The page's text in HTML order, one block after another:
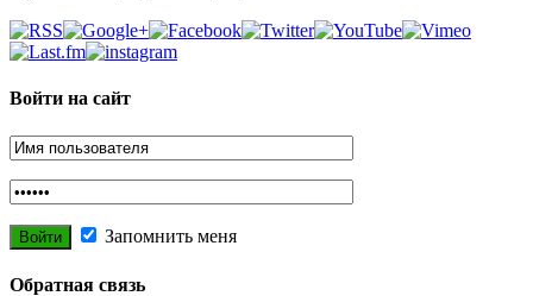
Войти на сайт
Запомнить меня
Обратная связь